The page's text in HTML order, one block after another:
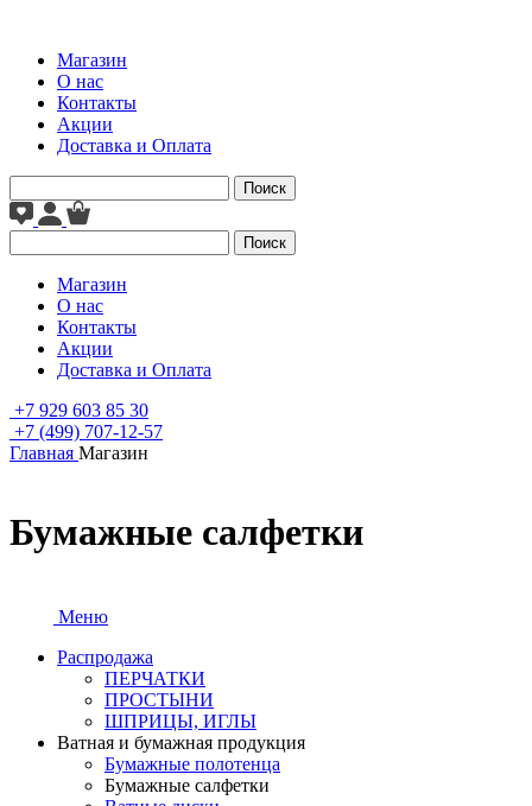
Магазин
О нас
Контакты
Акции
Доставка и Оплата
Поиск
Поиск
Магазин
О нас
Контакты
Акции
Доставка и Оплата
+7 929 603 85 30
+7 (499) 707-12-57
Главная Магазин
Бумажные салфетки
Меню
Распродажа
ПЕРЧАТКИ
ПРОСТЫНИ
ШПРИЦЫ, ИГЛЫ
Ватная и бумажная продукция
Бумажные полотенца
Бумажные салфетки